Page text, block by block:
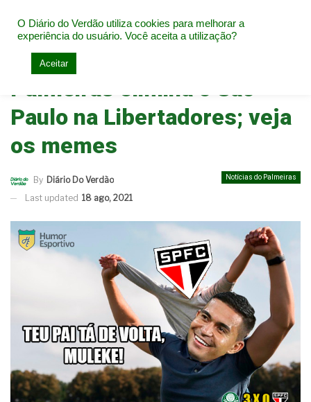
Home Notícias do Palmeiras
Palmeiras elimina o São
Paulo na Libertadores; veja
os memes
Notícias do Palmeiras
By Diário Do Verdão
Last updated 18 ago, 2021
O Diário do Verdão utiliza cookies para melhorar a
experiência do usuário. Você aceita a utilização?
Aceitar